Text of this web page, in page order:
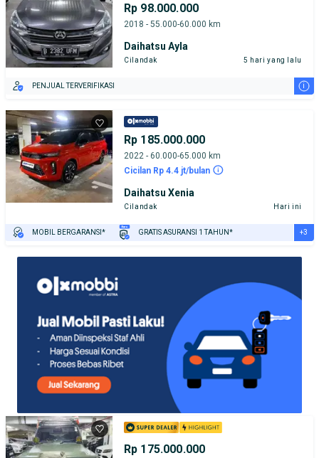
Rp 98.000.000
2018 - 55.000-60.000 km
Daihatsu Ayla
Cilandak 5 hari yang lalu
PENJUAL TERVERIFIKASI i
Rp 185.000.000
2022 - 60.000-65.000 km
Cicilan Rp 4.4 jt/bulan
Daihatsu Xenia
Cilandak Hari ini
MOBIL BERGARANSI* GRATIS ASURANSI 1 TAHUN* +3
Rp 175.000.000